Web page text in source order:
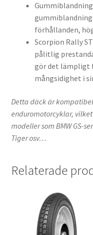
förhållanden,
Scorpion Rally
pålitlig
gör det lämpligt
mångsidighet i
Detta däck är
enduromotorcyklar,
modeller som BMW GS-
Tiger osv…
Relaterade